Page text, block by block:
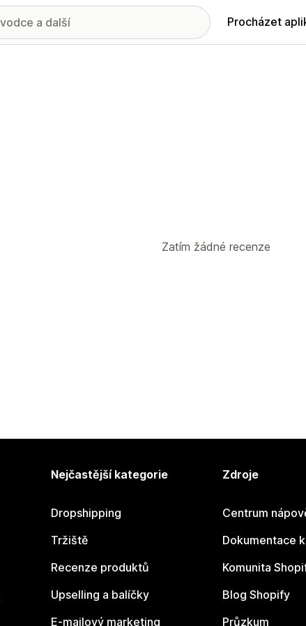
Procházet
Zatím žádné recenze
Nejčastější kategorie
Dropshipping
Tržiště
Recenze produktů
Upselling a balíčky
E-mailový marketing
Zdroje
Centrum
Dokumentace
Komunita
Blog Shopify
Průzkum